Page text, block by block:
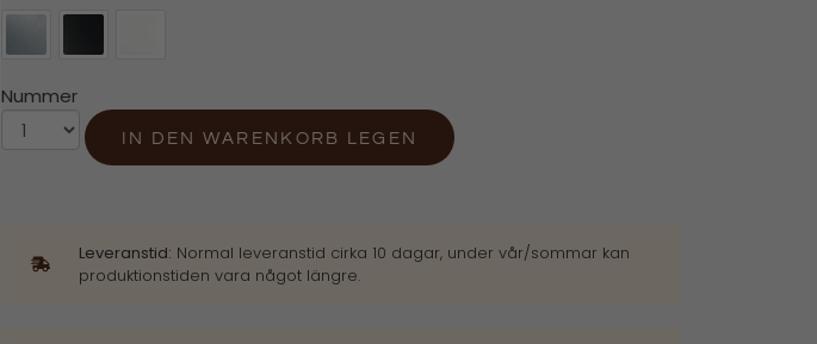
Nummer
IN DEN WARENKORB LEGEN
Leveranstid: Normal leveranstid cirka 10 dagar, under vår/sommar kan
produktionstiden vara något längre.